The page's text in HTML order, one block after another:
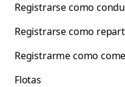
Registrarse como
Registrarse como
Registrarme como
Flotas